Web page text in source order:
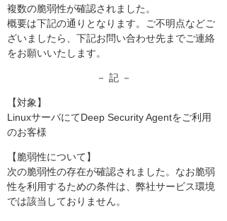
複数の脆弱性が確認されました。
概要は下記の通りとなります。ご不明点などご
ざいましたら、下記お問い合わせ先までご連絡
をお願いいたします。
－ 記 －
【対象】
LinuxサーバにてDeep Security Agentをご利用
のお客様
【脆弱性について】
次の脆弱性の存在が確認されました。なお脆弱
性を利用するための条件は、弊社サービス環境
では該当しておりません。